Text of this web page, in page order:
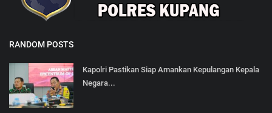
RANDOM POSTS
Kapolri Pastikan Siap Amankan Kepulangan Kepala
Negara...